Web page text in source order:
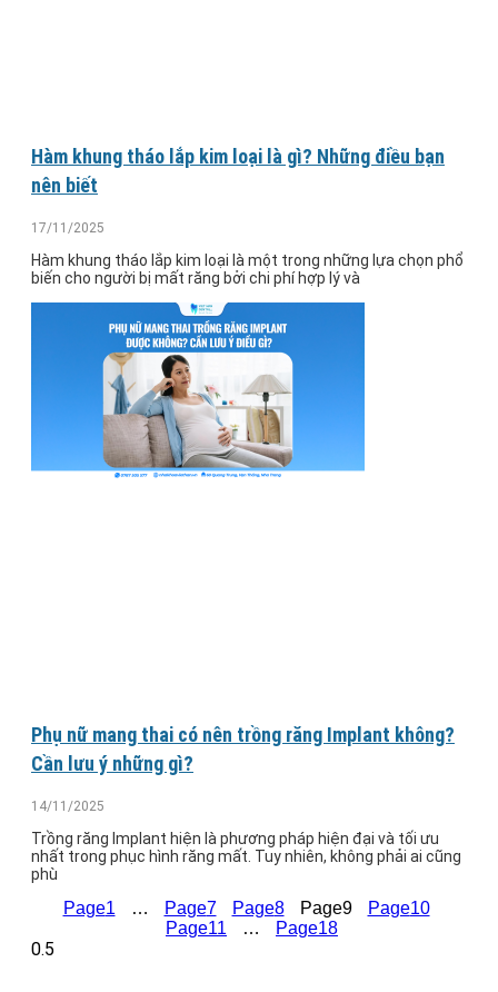
Hàm khung tháo lắp kim loại là gì? Những điều bạn
nên biết
17/11/2025
Hàm khung tháo lắp kim loại là một trong những lựa chọn phổ
biến cho người bị mất răng bởi chi phí hợp lý và
Phụ nữ mang thai có nên trồng răng Implant không?
Cần lưu ý những gì?
14/11/2025
Trồng răng Implant hiện là phương pháp hiện đại và tối ưu
nhất trong phục hình răng mất. Tuy nhiên, không phải ai cũng
phù
Page1 … Page7 Page8 Page9 Page10
Page11 … Page18